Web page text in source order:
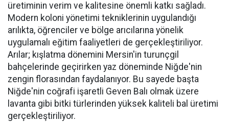
üretiminin verim ve kalitesine önemli katkı sağladı.
Modern koloni yönetimi tekniklerinin uygulandığı
arılıkta, öğrenciler ve bölge arıcılarına yönelik
uygulamalı eğitim faaliyetleri de gerçekleştiriliyor.
Arılar; kışlatma dönemini Mersin'in turunçgil
bahçelerinde geçirirken yaz döneminde Niğde'nin
zengin florasından faydalanıyor. Bu sayede başta
Niğde'nin coğrafi işaretli Geven Balı olmak üzere
lavanta gibi bitki türlerinden yüksek kaliteli bal üretimi
gerçekleştiriliyor.